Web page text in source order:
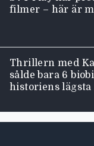
filmer – här är
Thrillern med
sålde bara 6
historiens